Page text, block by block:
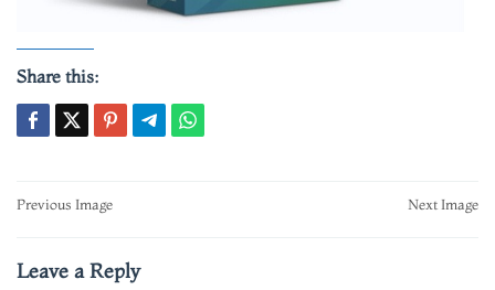
Share this:
Post
Previous Image Next Image
Leave a Reply